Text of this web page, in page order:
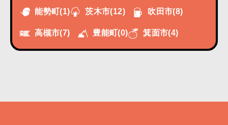
能勢町(1) 茨木市(12) 吹田市(8)
高槻市(7) 豊能町(0) 箕面市(4)